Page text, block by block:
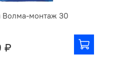
Волма-монтаж 30
₽